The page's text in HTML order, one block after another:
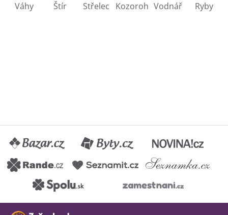
Váhy Štír Střelec Kozoroh Vodnář Ryby